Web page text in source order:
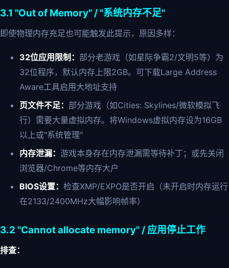
3.1 "Out of Memory" / "系统内存不足"
即使物理内存充足也可能触发此提示，原因多样：
32位应用限制： 部分老游戏（如星际争霸2/文明5等）为
32位程序，默认内存上限2GB。可下载Large Address
Aware工具启用大地址支持
页文件不足： 部分游戏（如Cities: Skylines/微软模拟飞
行）需要大量虚拟内存。将Windows虚拟内存设为16GB
以上或"系统管理"
内存泄漏： 游戏本身存在内存泄漏需等待补丁；或先关闭
浏览器/Chrome等内存大户
BIOS设置： 检查XMP/EXPO是否开启（未开启时内存运行
在2133/2400MHz大幅影响帧率）
3.2 "Cannot allocate memory" / 应用停止工作
排查：